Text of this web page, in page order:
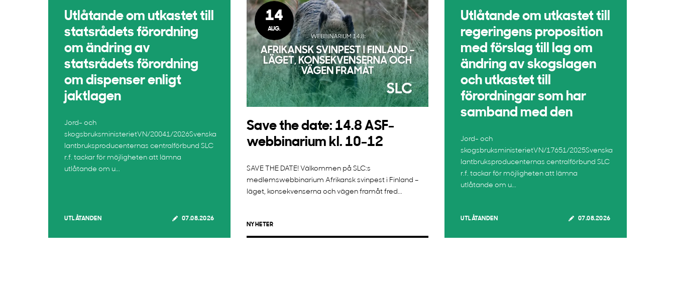
Utlåtande om utkastet till
statsrådets förordning
om ändring av
statsrådets förordning
om dispenser enligt
jaktlagen
Jord- och
skogsbruksministerietVN/20041/2026Svenska
lantbruksproducenternas centralförbund SLC
r.f. tackar för möjligheten att lämna
utlåtande om u...
UTLÅTANDEN 07.08.2026
14
AUG.
Save the date: 14.8 ASF-
webbinarium kl. 10-12
SAVE THE DATE! Välkommen på SLC:s
medlemswebbinarium Afrikansk svinpest i Finland –
läget, konsekvenserna och vägen framåt fred...
NYHETER
Utlåtande om utkastet till
regeringens proposition
med förslag till lag om
ändring av skogslagen
och utkastet till
förordningar som har
samband med den
Jord- och
skogsbruksministerietVN/17651/2025Svenska
lantbruksproducenternas centralförbund SLC
r.f. tackar för möjligheten att lämna
utlåtande om u...
UTLÅTANDEN 07.08.2026